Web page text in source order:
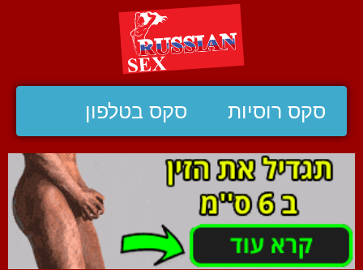
סקס רוסיות סקס בטלפון